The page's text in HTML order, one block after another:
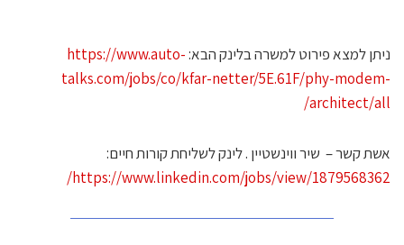
למצא פירוט למשרה בלינק הבא:https://www.auto-
talks.com/jobs/co/kfar-netter/5E.61F/phy-
architect/
קשר – שיר ווינשטיין . לינק לשליחת קורות חיים:
https://www.linkedin.com/jobs/view/